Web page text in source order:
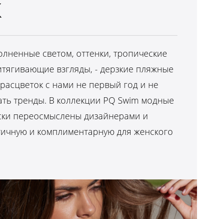
светом, оттенки, тропические
взгляды, - дерзкие пляжные
с нами не первый год и не
тренды. В коллекции PQ Swim модные
переосмыслены дизайнерами и
и комплиментарную для женского